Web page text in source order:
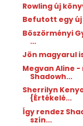
Rowling új
Befutott egy új
Böszörményi
...
Jön magyarul
Megvan Aline
Shadowh...
Sherrilyn
{Értékelé...
Így rendez
szín...